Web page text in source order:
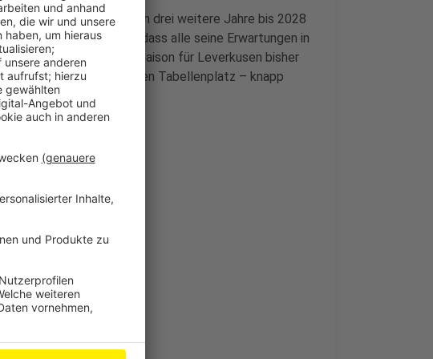
Argentinien jetzt noch drei weitere Jahre bis 2028
den Schritt damit, dass alle seine Erwartungen in
läuft die Bundesligasaison für Leverkusen bisher
auf dem zweiten Tabellenplatz – knapp